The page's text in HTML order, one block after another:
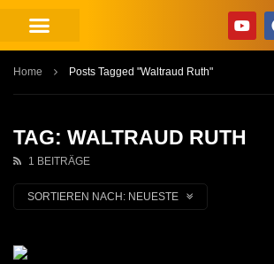
Home Posts Tagged "Waltraud Ruth"
TAG: WALTRAUD RUTH
1 BEITRÄGE
SORTIEREN NACH: NEUESTE